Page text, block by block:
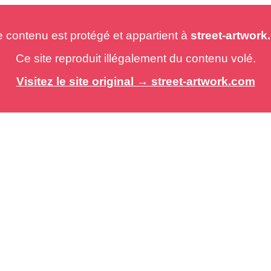
est protégé et appartient à street-
Ce site reproduit illégalement du contenu volé.
Visitez le site original → street-artwork.com